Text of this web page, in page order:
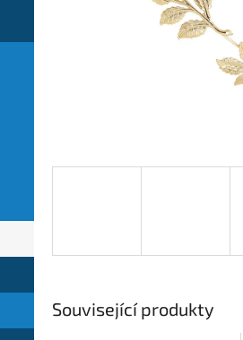
Související produkty